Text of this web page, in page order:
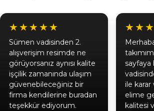
★★★★★
Sümen vadisinden 2.
alışverişim resimde ne
görüyorsanız aynısı kalite
işçilik zamanında ulaşım
güvenebileceğiniz bir
firma kendilerine buradan
teşekkür ediyorum.
sayfaya
ile
elime
kalitesi